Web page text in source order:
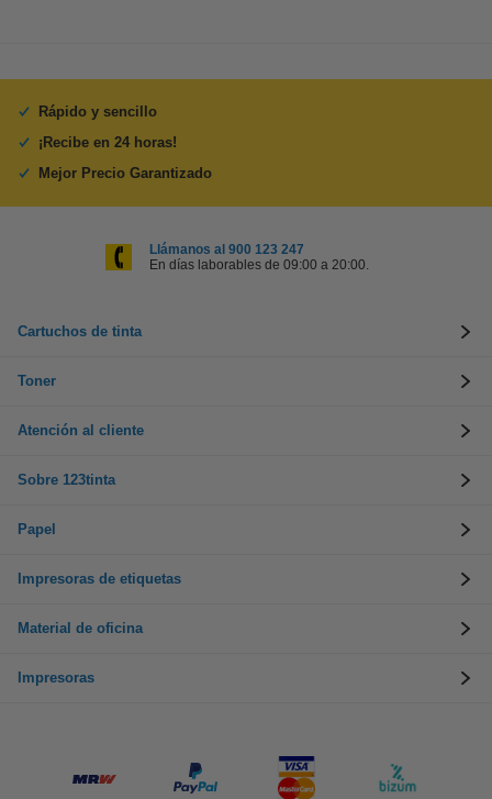
Rápido y sencillo
¡Recibe en 24 horas!
Mejor Precio Garantizado
Llámanos al 900 123 247
En días laborables de 09:00 a 20:00.
Cartuchos de tinta
Toner
Atención al cliente
Sobre 123tinta
Papel
Impresoras de etiquetas
Material de oficina
Impresoras